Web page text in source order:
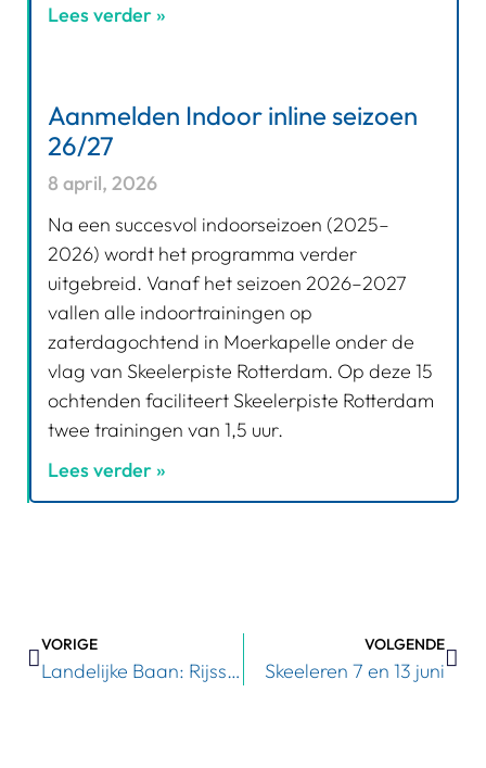
Lees verder »
Aanmelden Indoor inline seizoen
26/27
8 april, 2026
Na een succesvol indoorseizoen (2025–
2026) wordt het programma verder
uitgebreid. Vanaf het seizoen 2026–2027
vallen alle indoortrainingen op
zaterdagochtend in Moerkapelle onder de
vlag van Skeelerpiste Rotterdam. Op deze 15
ochtenden faciliteert Skeelerpiste Rotterdam
twee trainingen van 1,5 uur.
Lees verder »
VORIGE
Landelijke Baan: Rijssen
VOLGENDE
Skeeleren 7 en 13 juni